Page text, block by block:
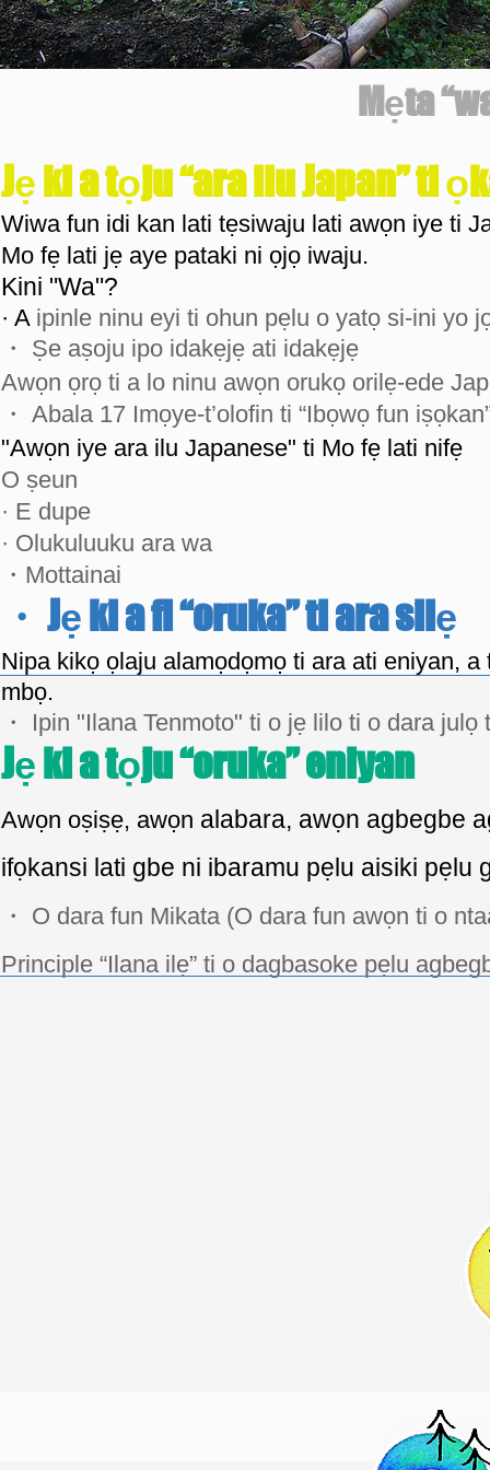
Mẹta
Jẹ ki a tọju “ara ilu Japan” ti
Wiwa fun idi kan lati tẹsiwaju lati awọn iye ti
Mo fẹ lati jẹ aye pataki ni ọjọ iwaju.
Kini "Wa"?
· Aipinle ninu eyi ti ohun pẹlu o yatọ si-ini yo
・ Ṣe aṣoju ipo idakẹjẹ ati idakẹjẹ
Awọn ọrọ ti a lo ninu awọn orukọ orilẹ-ede
・ Abala 17 Imọye-t’olofin ti “Ibọwọ fun
"Awọn iye ara ilu Japanese" ti Mo fẹ lati nifẹ
O ṣeun
· E dupe
· Olukuluuku ara wa
・ Mottainai
・ Jẹ ki a fi “oruka” ti ara silẹ
Nipa kikọ ọlaju alamọdọmọ ti ara ati eniyan,
mbọ.
・ Ipin "Ilana Tenmoto" ti o jẹ lilo ti o dara julọ
Jẹ ki a tọju “oruka” eniyan
Awọn oṣiṣẹ, awọn alabara, awọn agbegbe
ifọkansi lati gbe ni ibaramu pẹlu aisiki pẹlu
・ O dara fun Mikata (O dara fun awọn ti o
Principle “Ilana ilẹ” ti o dagbasoke pẹlu